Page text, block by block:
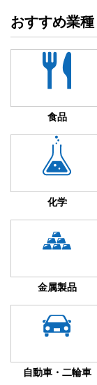
おすすめ業種
食品
化学
金属製品
自動車・二輪車